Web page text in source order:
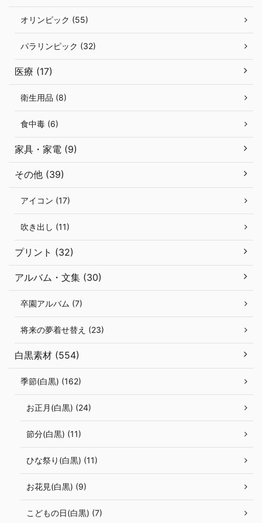
オリンピック (55)
パラリンピック (32)
医療 (17)
衛生用品 (8)
食中毒 (6)
家具・家電 (9)
その他 (39)
アイコン (17)
吹き出し (11)
プリント (32)
アルバム・文集 (30)
卒園アルバム (7)
将来の夢着せ替え (23)
白黒素材 (554)
季節(白黒) (162)
お正月(白黒) (24)
節分(白黒) (11)
ひな祭り(白黒) (11)
お花見(白黒) (9)
こどもの日(白黒) (7)